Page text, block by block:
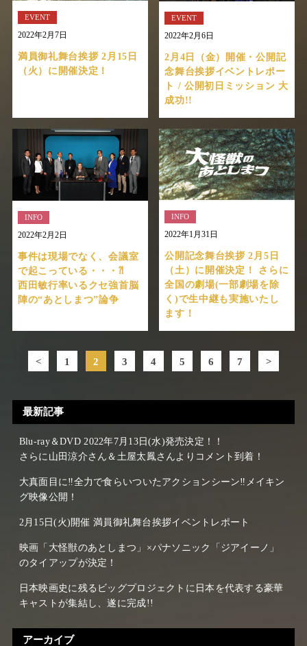
2022年2月7日
EVENT
満員御礼舞台挨拶 2月15日
（火）に開催決定！
2022年2月6日
EVENT
2月4日（金）開催・公開記
念舞台挨拶イベントレポー
ト / 公開初日ミッション 大
成功!!
2022年2月2日
INFO
事件は現場でなく、会議室
で起こっている・・・⁈
西田敏行率いるクセ強首脳
陣の“あとしまつ”論争
2022年1月31日
INFO
公開記念舞台挨拶 2月5日
（土）に開催決定！ さらに
全国の劇場(一部劇場を除
く)で生中継も実施いたし
ます！
< 1 2 3 4 5 6 7 >
最新記事
Blu-ray＆DVD 2022年7月13日(水)発売決定！！
さらに山田涼介さん＆土屋太鳳さんよりコメント到着！
大真面目に‼全力で食らいついたアクションシーン‼メイキン
グ映像公開！
2月15日(火)開催 満員御礼舞台挨拶イベントレポート
映画「大怪獣のあとしまつ」×パナソニック「ジアイーノ」
のタイアップが決定！
日本映画史に残るビッグプロジェクトに日本を代表する豪華
キャストが集結し、遂に完成!!
アーカイブ